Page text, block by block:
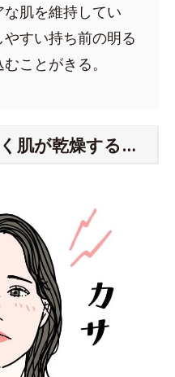
肌を維持してい
すい持ち前の明る
ことがきる。
肌が乾燥する…